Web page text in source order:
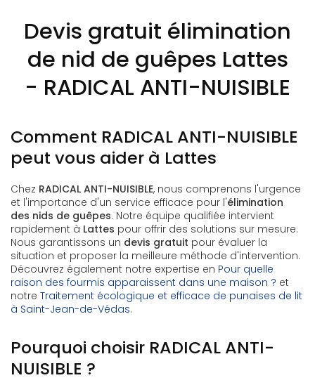
Devis gratuit élimination
de nid de guêpes Lattes
- RADICAL ANTI-NUISIBLE
Comment RADICAL ANTI-NUISIBLE
peut vous aider à Lattes
Chez RADICAL ANTI-NUISIBLE, nous comprenons l'urgence
et l'importance d'un service efficace pour l'élimination
des nids de guêpes. Notre équipe qualifiée intervient
rapidement à Lattes pour offrir des solutions sur mesure.
Nous garantissons un devis gratuit pour évaluer la
situation et proposer la meilleure méthode d'intervention.
Découvrez également notre expertise en Pour quelle
raison des fourmis apparaissent dans une maison ? et
notre Traitement écologique et efficace de punaises de lit
à Saint-Jean-de-Védas.
Pourquoi choisir RADICAL ANTI-
NUISIBLE ?